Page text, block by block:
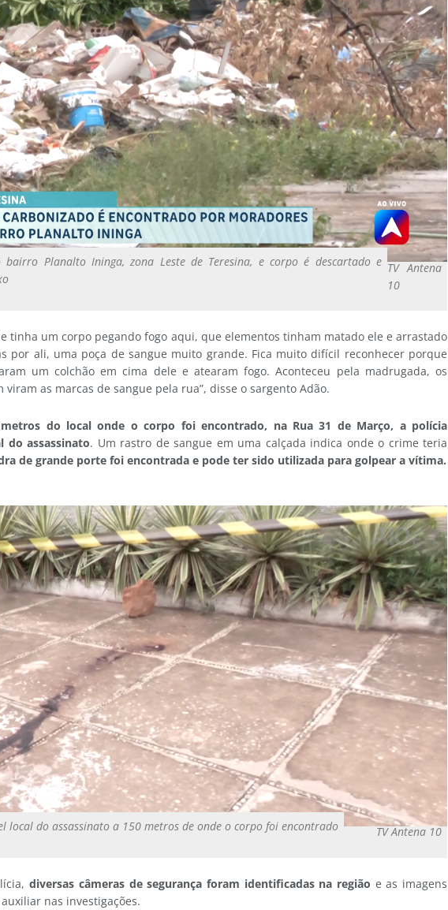
bairro Planalto Ininga, zona Leste de Teresina, e corpo é descartado e TV Antena
10
tinha um corpo pegando fogo aqui, que elementos tinham matado ele e arrastado
por ali, uma poça de sangue muito grande. Fica muito difícil reconhecer porque
um colchão em cima dele e atearam fogo. Aconteceu pela madrugada, os
as marcas de sangue pela rua”, disse o sargento Adão.
do local onde o corpo foi encontrado, na Rua 31 de Março, a polícia
do assassinato. Um rastro de sangue em uma calçada indica onde o crime teria
de grande porte foi encontrada e pode ter sido utilizada para golpear a vítima.
local do assassinato a 150 metros de onde o corpo foi encontrado TV Antena 10
diversas câmeras de segurança foram identificadas na região e as imagens
nas investigações.